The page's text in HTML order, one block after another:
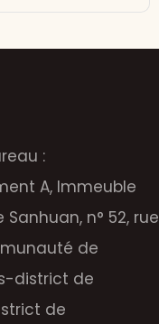
:
A, Immeuble
n° 52, rue
de
district de
de